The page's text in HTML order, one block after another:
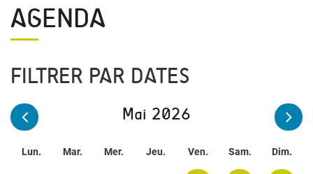
AGENDA
FILTRER PAR DATES
Mai 2026
Lun. Mar. Mer. Jeu. Ven. Sam. Dim.